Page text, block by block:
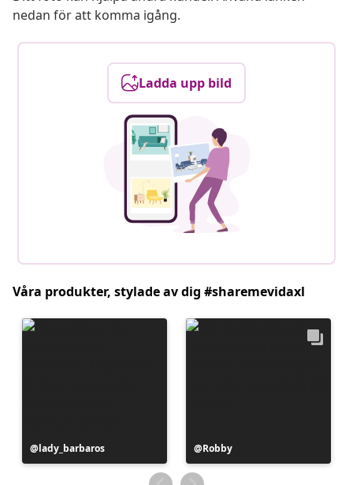
nedan för att komma igång.
Ladda upp bild
Våra produkter, stylade av dig #sharemevidaxl
Inlägg
publicerat
lady_barbaros
Inlägg
publicerat
av
Robby